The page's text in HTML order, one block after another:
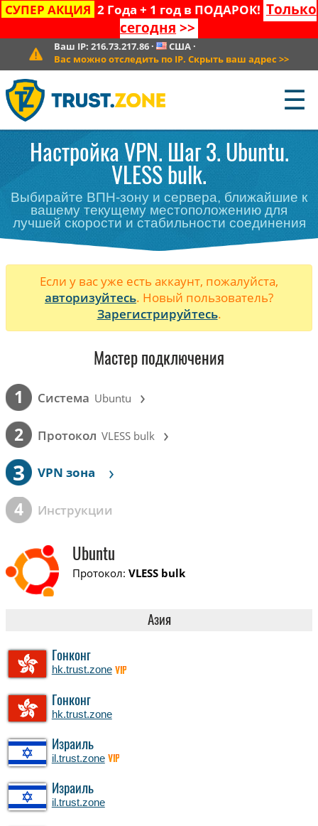
СУПЕР АКЦИЯ 2 Года + 1 год в ПОДАРОК! Только
сегодня >>
Ваш IP: 216.73.217.86· США·
Вас можно отследить по IP. Скрыть ваш адрес >>
☰
Настройка VPN. Шаг 3. Ubuntu.
VLESS bulk.
Выбирайте ВПН-зону и сервера, ближайшие к
вашему текущему местоположению для
лучшей скорости и стабильности соединения
Если у вас уже есть аккаунт, пожалуйста,
авторизуйтесь. Новый пользователь?
Зарегистрируйтесь.
Мастер подключения
1 Cистема Ubuntu ›
2 Протокол VLESS bulk ›
3 VPN зона ›
4 Инструкции
Ubuntu
Протокол:VLESS bulk
Азия
Гонконг
hk.trust.zone VIP
Гонконг
hk.trust.zone
Израиль
il.trust.zone VIP
Израиль
il.trust.zone